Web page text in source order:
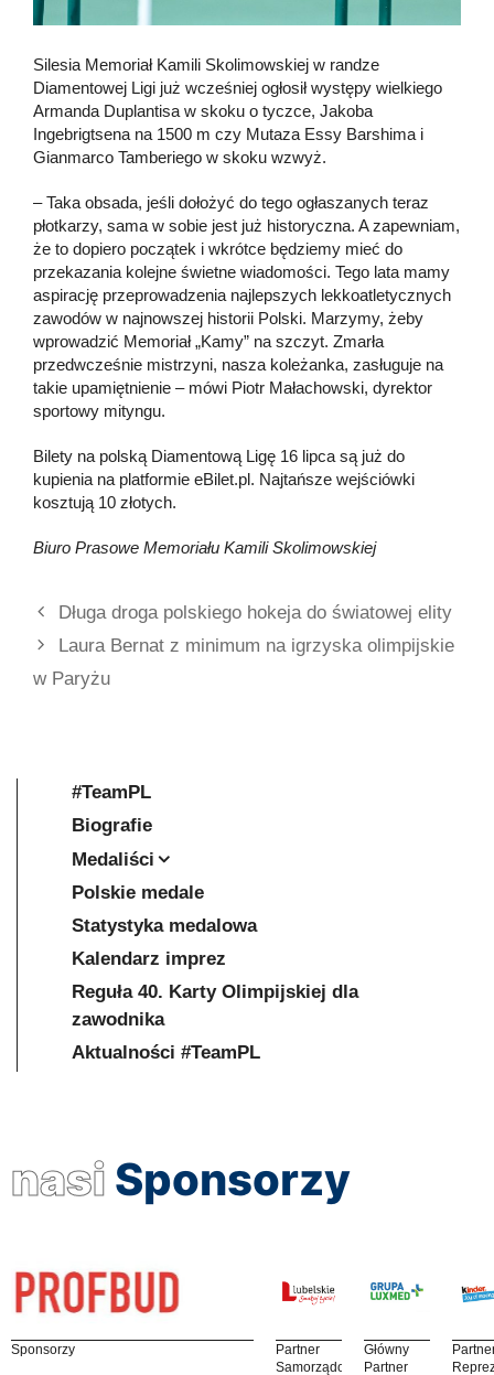
Silesia Memoriał Kamili Skolimowskiej w randze
Diamentowej Ligi już wcześniej ogłosił występy wielkiego
Armanda Duplantisa w skoku o tyczce, Jakoba
Ingebrigtsena na 1500 m czy Mutaza Essy Barshima i
Gianmarco Tamberiego w skoku wzwyż.
– Taka obsada, jeśli dołożyć do tego ogłaszanych teraz
płotkarzy, sama w sobie jest już historyczna. A zapewniam,
że to dopiero początek i wkrótce będziemy mieć do
przekazania kolejne świetne wiadomości. Tego lata mamy
aspirację przeprowadzenia najlepszych lekkoatletycznych
zawodów w najnowszej historii Polski. Marzymy, żeby
wprowadzić Memoriał „Kamy” na szczyt. Zmarła
przedwcześnie mistrzyni, nasza koleżanka, zasługuje na
takie upamiętnienie – mówi Piotr Małachowski, dyrektor
sportowy mityngu.
Bilety na polską Diamentową Ligę 16 lipca są już do
kupienia na platformie eBilet.pl. Najtańsze wejściówki
kosztują 10 złotych.
Biuro Prasowe Memoriału Kamili Skolimowskiej
Długa droga polskiego hokeja do światowej elity
Laura Bernat z minimum na igrzyska olimpijskie
w Paryżu
#TeamPL
Biografie
Medaliści
Polskie medale
Statystyka medalowa
Kalendarz imprez
Reguła 40. Karty Olimpijskiej dla
zawodnika
Aktualności #TeamPL
nasi Sponsorzy
Sponsorzy
Partner
Samorządowy
Główny
Partner